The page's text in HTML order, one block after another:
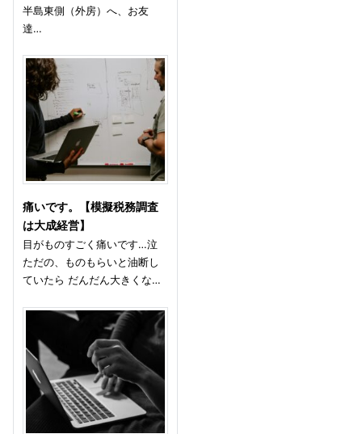
半島東側（外房）へ、お友
達…
痛いです。【模擬税務調査
は大成経営】
目がものすごく痛いです…泣
ただの、ものもらいと油断し
ていたら だんだん大きくな…